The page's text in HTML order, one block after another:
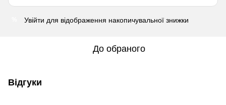
Увійти для відображення накопичувальної знижки
До обраного
Відгуки